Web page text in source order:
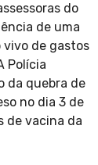
do
de uma
vivo de gastos
Polícia
da quebra de
no dia 3 de
de vacina da